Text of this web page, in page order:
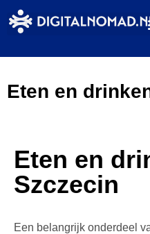
Eten en
Eten en
Szczecin
Een belangrijk onderdeel